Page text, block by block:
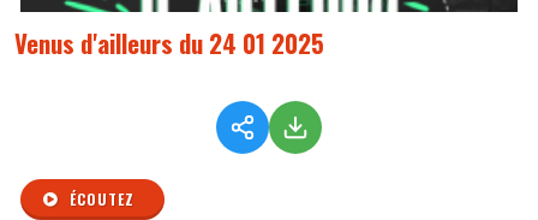
Venus d'ailleurs du 24 01 2025
ÉCOUTEZ